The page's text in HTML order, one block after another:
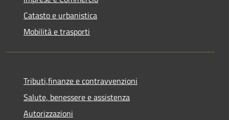
Catasto e urbanistica
Mobilità e trasporti
Tributi,finanze e contravvenzioni
Salute, benessere e assistenza
Autorizzazioni